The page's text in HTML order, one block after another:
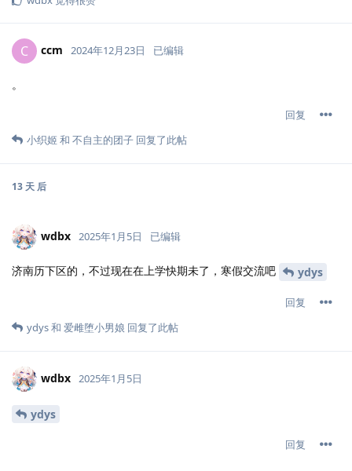
C ccm 2024年12月23日 已编辑
。
回复
小织姬 和 不自主的团子 回复了此帖
13 天 后
wdbx 2025年1月5日 已编辑
济南历下区的，不过现在在上学快期未了，寒假交流吧 ydys
回复
ydys和 爱雌堕小男娘 回复了此帖
wdbx 2025年1月5日
ydys
回复